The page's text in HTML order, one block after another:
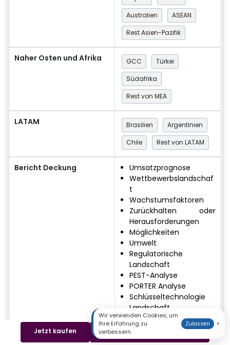
Australien
ASEAN
Rest Asien-Pazifik
Naher Osten und Afrika GCC
Türkei
Südafrika
Rest von MEA
LATAM Brasilien
Argentinien
Chile
Rest von LATAM
Bericht Deckung
Umsatzprognose
Wettbewerbslandschaf
t
Wachstumsfaktoren
Zurückhalten oder
Herausforderungen
Möglichkeiten
Umwelt
Regulatorische
Landschaft
PEST-Analyse
PORTER Analyse
Schlüsseltechnologie
Landschaft
Analyse der
Wertschöpfungskette
Kostenanalyse
Jetzt kaufen Beispiel herunterladen
Wir verwenden Cookies, um
Ihre Erfahrung zu
verbessern.
Zulassen ×